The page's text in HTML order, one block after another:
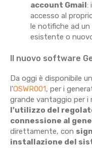
account Gmail:
accesso al
le notifiche ad un
esistente o
Il nuovo software
Da oggi è disponibile
l'OSWR001, per i
grande vantaggio per i
l'utilizzo del
connessione al
direttamente, con
installazione del